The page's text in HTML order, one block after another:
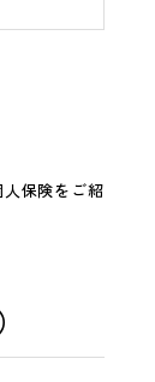
保険をご紹